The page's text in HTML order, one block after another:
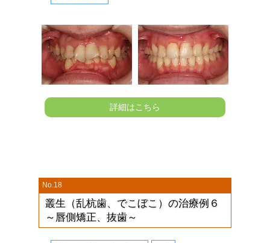
詳細はこちら
No.18
叢生（乱杭歯、でこぼこ）の治療例６
～唇側矯正、抜歯～